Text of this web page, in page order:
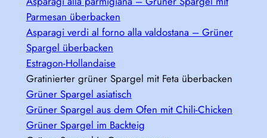
Parmesan überbacken
Asparagi verdi al forno alla valdostana – Grüner
Spargel überbacken
Estragon-Hollandaise
Gratinierter grüner Spargel mit Feta überbacken
Grüner Spargel asiatisch
Grüner Spargel aus dem Ofen mit Chili-Chicken
Grüner Spargel im Backteig